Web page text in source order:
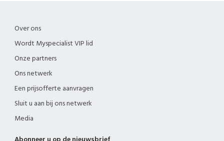
Over ons
Wordt Myspecialist VIP lid
Onze partners
Ons netwerk
Een prijsofferte aanvragen
Sluit u aan bij ons netwerk
Media